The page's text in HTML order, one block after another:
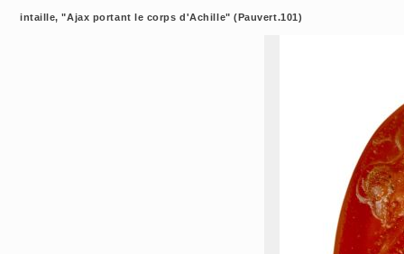
intaille, "Ajax portant le corps d'Achille" (Pauvert.101)